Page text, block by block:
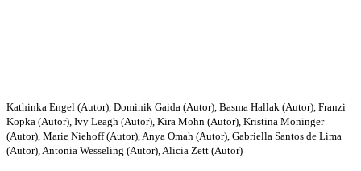
Kathinka Engel (Autor), Dominik Gaida (Autor), Basma Hallak (Autor), Franzi
Kopka (Autor), Ivy Leagh (Autor), Kira Mohn (Autor), Kristina Moninger
(Autor), Marie Niehoff (Autor), Anya Omah (Autor), Gabriella Santos de Lima
(Autor), Antonia Wesseling (Autor), Alicia Zett (Autor)